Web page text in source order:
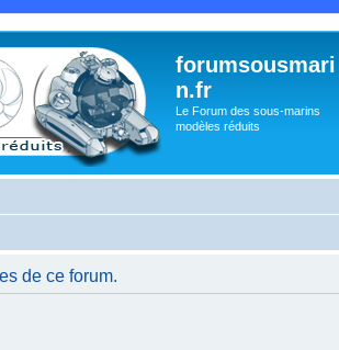
forumsousmari
n.fr
Le Forum des sous-marins
modèles réduits
de ce forum.